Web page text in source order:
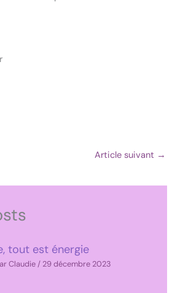
Article suivant →
tout est énergie
Claudie / 29 décembre 2023